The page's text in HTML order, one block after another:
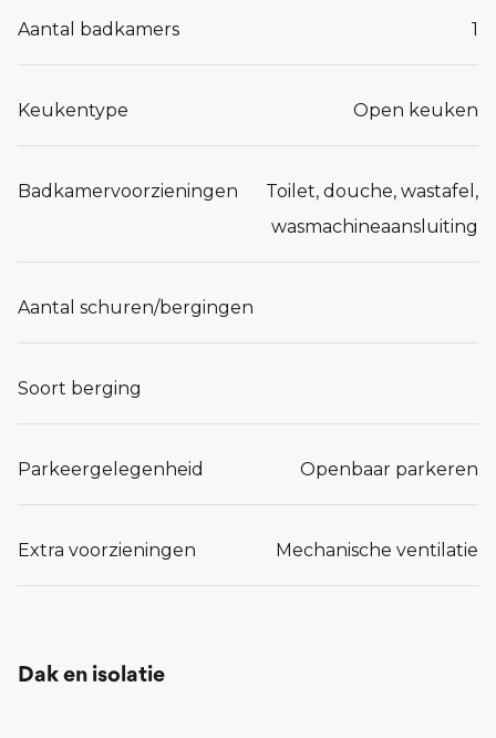
Aantal badkamers 1
Keukentype Open keuken
Badkamervoorzieningen
Toilet, douche, wastafel,
wasmachineaansluiting
Aantal schuren/bergingen
Soort berging
Parkeergelegenheid Openbaar parkeren
Extra voorzieningen Mechanische ventilatie
Dak en isolatie